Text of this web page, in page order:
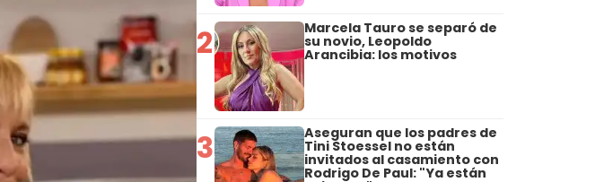
2 Marcela Tauro se separó de
su novio, Leopoldo
Arancibia: los motivos
3 Aseguran que los padres de
Tini Stoessel no están
invitados al casamiento con
Rodrigo De Paul: "Ya están